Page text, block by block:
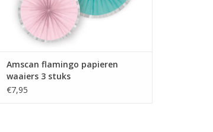
Amscan flamingo papieren
waaiers 3 stuks
€7,95